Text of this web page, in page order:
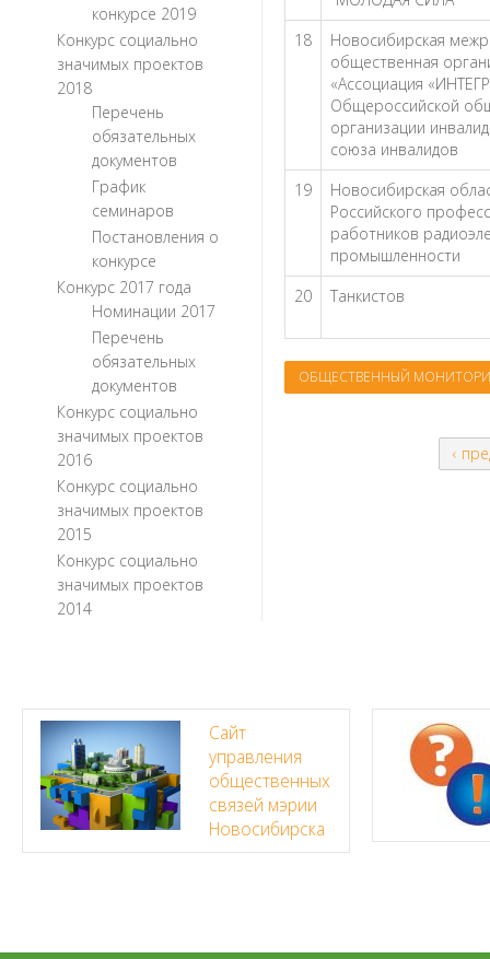
конкурсе 2019
Конкурс социально
значимых проектов
2018
Перечень
обязательных
документов
График
семинаров
Постановления о
конкурсе
Конкурс 2017 года
Номинации 2017
Перечень
обязательных
документов
Конкурс социально
значимых проектов
2016
Конкурс социально
значимых проектов
2015
Конкурс социально
значимых проектов
2014
18
Новосибирская
общественная
«Ассоциация
Общероссийской
организации
союза инвалидов
19
Новосибирская
Российского
работников
промышленности
20
Танкистов
ОБЩЕСТВЕННЫЙ
‹
Сайт
управления
общественных
связей мэрии
Новосибирска